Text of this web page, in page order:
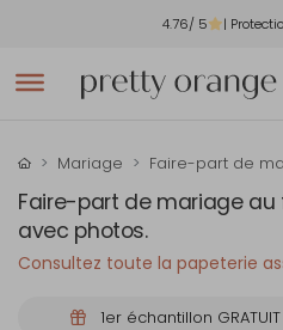
4.76/ 5 |
Mariage Faire-part de
Faire-part de mariage
avec photos.
Consultez toute la papeterie
1er échantillon